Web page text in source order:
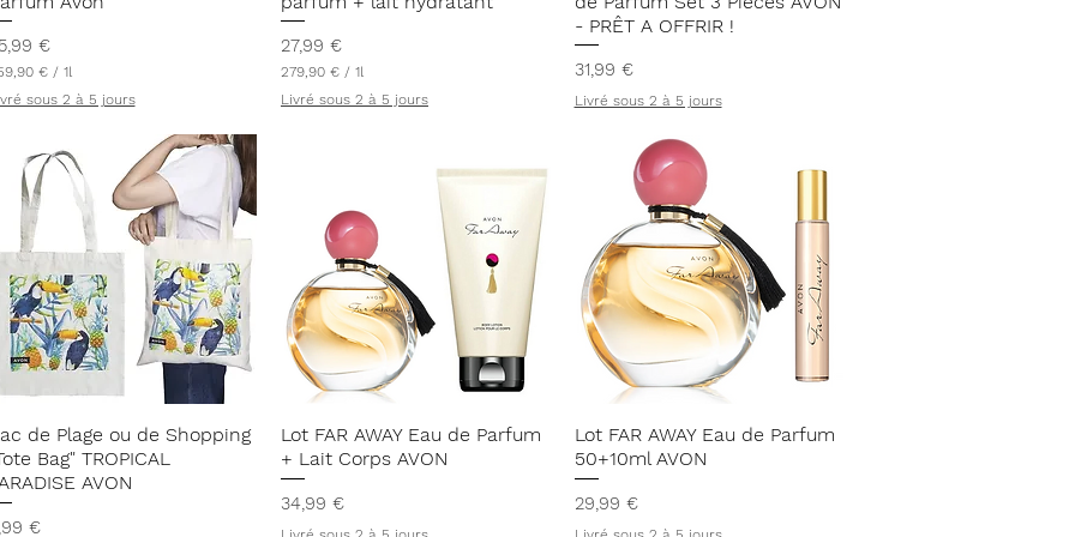
€
€ / 1l
sous 2 à 5 jours
Prix
27,99 €
279,90 € / 1l
7Livré sous 2 à 5 jours
- PRÊT A OFFRIR !
Prix
31,99 €
Livré sous 2 à 5 jours
Aperçu rapide
de Plage ou de Shopping
Bag" TROPICAL
AVON
€
Aperçu rapide
Lot FAR AWAY Eau de Parfum
+ Lait Corps AVON
Prix
34,99 €
Aperçu rapide
Lot FAR AWAY Eau de Parfum
50+10ml AVON
Prix
29,99 €